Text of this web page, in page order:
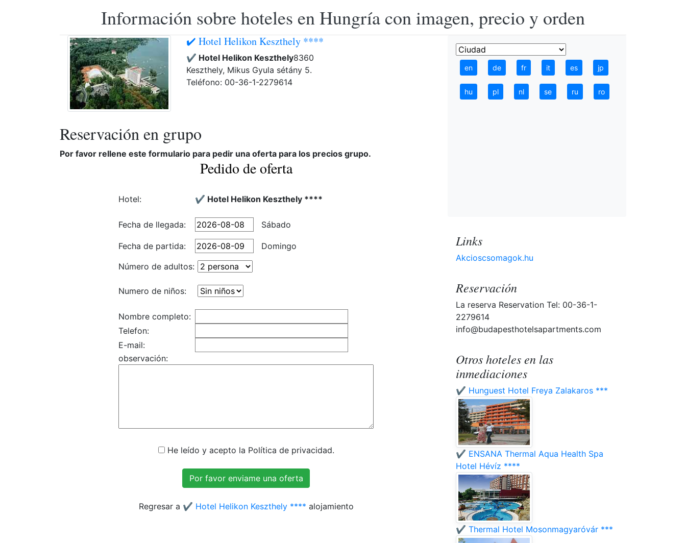
Información sobre hoteles en Hungría con imagen, precio y orden
✔️ Hotel Helikon Keszthely ****
✔️ Hotel Helikon Keszthely8360
Keszthely, Mikus Gyula sétány 5.
Teléfono: 00-36-1-2279614
Reservación en grupo
Por favor rellene este formulario para pedir una oferta para los precios grupo.
Pedido de oferta
Hotel: ✔️ Hotel Helikon Keszthely ****
Fecha de llegada: Sábado
Fecha de partida:
Domingo
Número de adultos:
Numero de niños:
Nombre completo:
Telefon:
E-mail:
observación:
He leído y acepto la Política de privacidad.
Regresar a ✔️ Hotel Helikon Keszthely **** alojamiento
en de fr it es jp
hu pl nl se ru ro
Links
Akcioscsomagok.hu
Reservación
La reserva Reservation Tel: 00-36-1-
2279614
info@budapesthotelsapartments.com
Otros hoteles en las
inmediaciones
✔️ Hunguest Hotel Freya Zalakaros ***
✔️ ENSANA Thermal Aqua Health Spa
Hotel Hévíz ****
✔️ Thermal Hotel Mosonmagyaróvár ***